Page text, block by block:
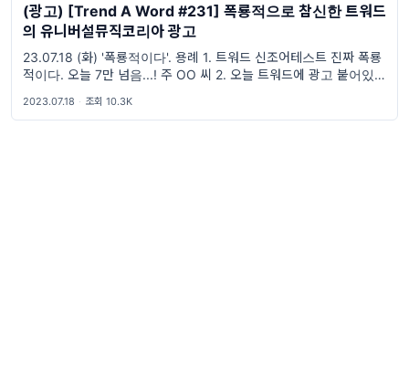
#휴재 (29)
#트렌드어워드뉴스레터 (27)
#요즘밈 (27)
#2026밈 (26)
#밈 (24)
#MZ세대 (23)
#밈추천 (22)
#7월밈 (21)
#밈뜻 (20)
#하루휴재 (18)
(광고) [Trend A Word #231] 폭룡적으로 참신한 트워드
의 유니버설뮤직코리아 광고
23.07.18 (화) '폭룡적이다'. 용례 1. 트워드 신조어테스트 진짜 폭룡
적이다. 오늘 7만 넘음...! 주 OO 씨 2. 오늘 트워드에 광고 붙어있던
2023.07.18 · 조회 10.3K